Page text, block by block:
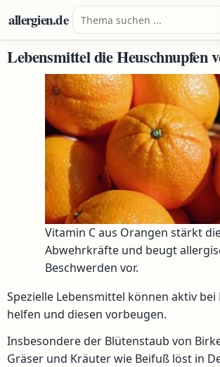
Zum Inhalt springen
allergien.de Suche nach:
Lebensmittel die Heuschnupfen
Vitamin C aus Orangen stärkt
Abwehrkräfte und beugt
Beschwerden vor.
Spezielle Lebensmittel können aktiv
helfen und diesen vorbeugen.
Insbesondere der Blütenstaub von
Gräser und Kräuter wie Beifuß löst in